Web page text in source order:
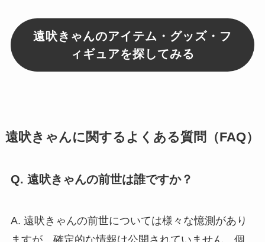
遠吠きゃんのアイテム・グッズ・フ
ィギュアを探してみる
遠吠きゃんに関するよくある質問（FAQ）
Q. 遠吠きゃんの前世は誰ですか？
A. 遠吠きゃんの前世については様々な憶測があり
ますが、確定的な情報は公開されていません。個